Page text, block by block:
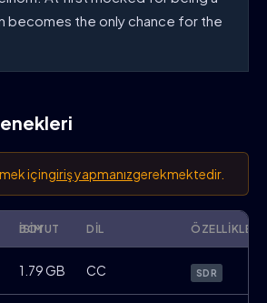
becomes the only chance for the
içingiriş yapmanızgerekmektedir.
İSIM
BOYUT DIL ÖZELLIKLER
1.79 GB CC SDR